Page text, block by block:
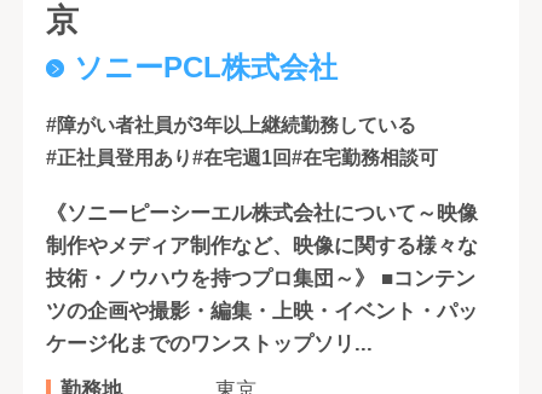
京
ソニーPCL株式会社
#障がい者社員が3年以上継続勤務している
#正社員登用あり#在宅週1回#在宅勤務相談可
《ソニーピーシーエル株式会社について～映像
制作やメディア制作など、映像に関する様々な
技術・ノウハウを持つプロ集団～》 ■コンテン
ツの企画や撮影・編集・上映・イベント・パッ
ケージ化までのワンストップソリ...